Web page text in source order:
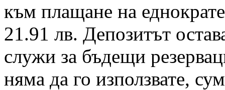
към плащане на
21.91 лв. Депозитът
служи за бъдещи
няма да го използвате,